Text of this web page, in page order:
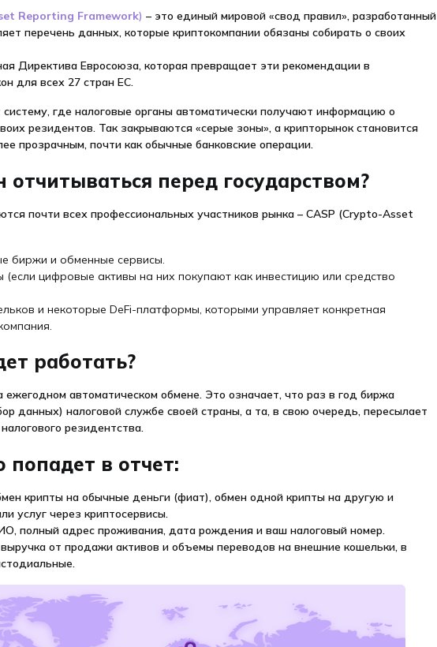
Reporting Framework) – это единый мировой «свод правил», разработанный
перечень данных, которые криптокомпании обязаны собирать о своих
Директива Евросоюза, которая превращает эти рекомендации в
для всех 27 стран ЕС.
где налоговые органы автоматически получают информацию о
резидентов. Так закрываются «серые зоны», а крипторынок становится
прозрачным, почти как обычные банковские операции.
отчитываться перед государством?
почти всех профессиональных участников рынка – CASP (Crypto-Asset
биржи и обменные сервисы.
(если цифровые активы на них покупают как инвестицию или средство
и некоторые DeFi-платформы, которыми управляет конкретная
работать?
ежегодном автоматическом обмене. Это означает, что раз в год биржа
данных) налоговой службе своей страны, а та, в свою очередь, пересылает
резидентства.
попадет в отчет:
крипты на обычные деньги (фиат), обмен одной крипты на другую и
услуг через криптосервисы.
полный адрес проживания, дата рождения и ваш налоговый номер.
от продажи активов и объемы переводов на внешние кошельки, в